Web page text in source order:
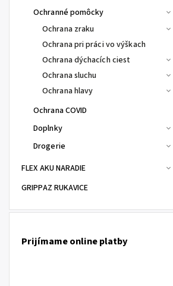
Ochranné pomôcky
Ochrana zraku
Ochrana pri práci vo výškach
Ochrana dýchacích ciest
Ochrana sluchu
Ochrana hlavy
Ochrana COVID
Doplnky
Drogerie
FLEX AKU NARADIE
GRIPPAZ RUKAVICE
Prijímame online platby